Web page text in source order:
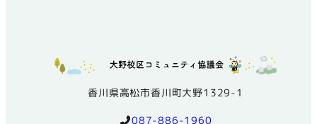
香川県高松市香川町大野1329-1
087-886-1960